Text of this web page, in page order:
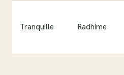
Tranquille Radhime